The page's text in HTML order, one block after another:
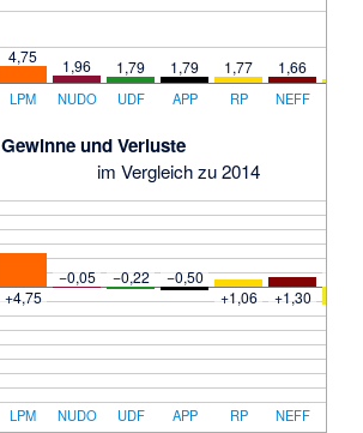
4,75 1,96 1,79 1,79 1,77 1,66
LPM NUDO UDF APP RP NEFF
Gewinne und Verluste
im Vergleich zu 2014
+4,75
−0,05 −0,22
−0,50
+1,06
+1,30
LPM NUDO UDF APP RP NEFF